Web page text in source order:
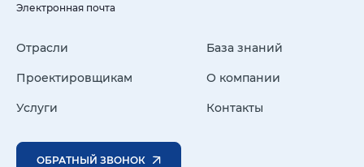
Электронная почта
Отрасли
Проектировщикам
Услуги
База знаний
О компании
Контакты
ОБРАТНЫЙ ЗВОНОК